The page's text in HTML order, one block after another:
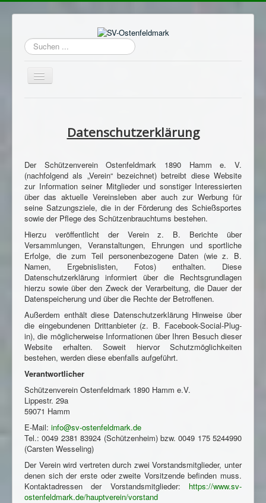
Suchen
...
Navigation
an/aus
Hauptverein
Avantgarde
Sportschützen
Schützenheim
Archiv
Impressum
Datenschutzhinweis
Datenschutzerklärung
Der Schützenverein Ostenfeldmark 1890 Hamm e. V.
(nachfolgend als „Verein“ bezeichnet) betreibt diese Website
zur Information seiner Mitglieder und sonstiger Interessierten
über das aktuelle Vereinsleben aber auch zur Werbung für
seine Satzungsziele, die in der Förderung des Schießsportes
sowie der Pflege des Schützenbrauchtums bestehen.
Hierzu veröffentlicht der Verein z. B. Berichte über
Versammlungen, Veranstaltungen, Ehrungen und sportliche
Erfolge, die zum Teil personenbezogene Daten (wie z. B.
Namen, Ergebnislisten, Fotos) enthalten. Diese
Datenschutzerklärung informiert über die Rechtsgrundlagen
hierzu sowie über den Zweck der Verarbeitung, die Dauer der
Datenspeicherung und über die Rechte der Betroffenen.
Außerdem enthält diese Datenschutzerklärung Hinweise über
die eingebundenen Drittanbieter (z. B. Facebook-Social-Plug-
in), die möglicherweise Informationen über Ihren Besuch dieser
Website erhalten. Soweit hiervor Schutzmöglichkeiten
bestehen, werden diese ebenfalls aufgeführt.
Verantwortlicher
Schützenverein Ostenfeldmark 1890 Hamm e.V.
Lippestr. 29a
59071 Hamm
E-Mail: info@sv-ostenfeldmark.de
Tel.: 0049 2381 83924 (Schützenheim) bzw. 0049 175 5244990
(Carsten Wesseling)
Der Verein wird vertreten durch zwei Vorstandsmitglieder, unter
denen sich der erste oder zweite Vorsitzende befinden muss.
Kontaktadressen der Vorstandsmitglieder: https://www.sv-
ostenfeldmark.de/hauptverein/vorstand